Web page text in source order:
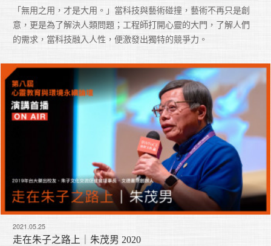
「無用之用，才是大用。」當科技與藝術碰撞，藝術不再只是創
意，更是為了解決人類問題；工程師打開心靈的大門，了解人們
的需求，當科技融入人性，便激發出獨特的競爭力。
2021.05.25
走在朱子之路上｜朱茂男 2020